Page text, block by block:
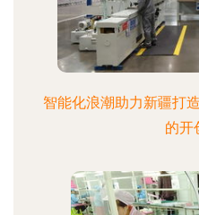
智能化浪潮助力新疆打
的开